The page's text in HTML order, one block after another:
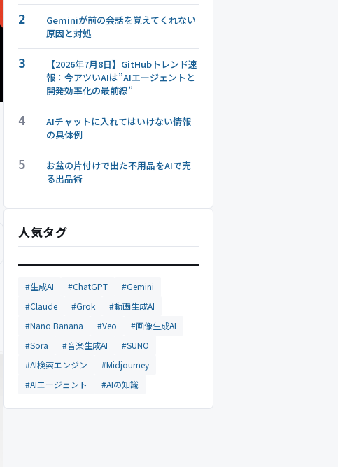
2
Geminiが前の会話を覚えてくれない
原因と対処
3
【2026年7月8日】GitHubトレンド速
報：今アツいAIは”AIエージェントと
開発効率化の最前線”
4
AIチャットに入れてはいけない情報
の具体例
5
お盆の片付けで出た不用品をAIで売
る出品術
人気タグ
#生成AI #ChatGPT
#Gemini
#Claude
#Grok
#動画生成AI
#Nano Banana
#Veo
#画像生成AI
#Sora
#音楽生成AI
#SUNO
#AI検索エンジン
#Midjourney
#AIエージェント
#AIの知識